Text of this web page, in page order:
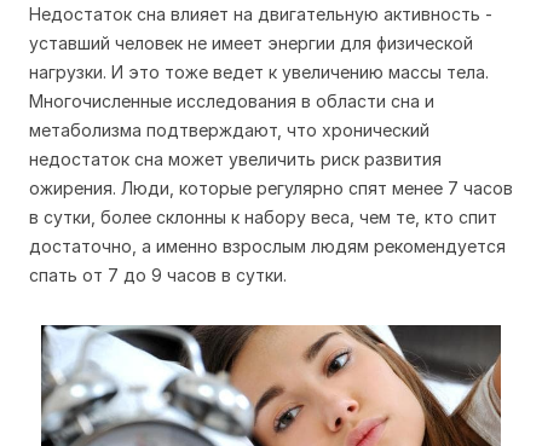
Недостаток сна влияет на двигательную активность -
уставший человек не имеет энергии для физической
нагрузки. И это тоже ведет к увеличению массы тела.
Многочисленные исследования в области сна и
метаболизма подтверждают, что хронический
недостаток сна может увеличить риск развития
ожирения. Люди, которые регулярно спят менее 7 часов
в сутки, более склонны к набору веса, чем те, кто спит
достаточно, а именно взрослым людям рекомендуется
спать от 7 до 9 часов в сутки.